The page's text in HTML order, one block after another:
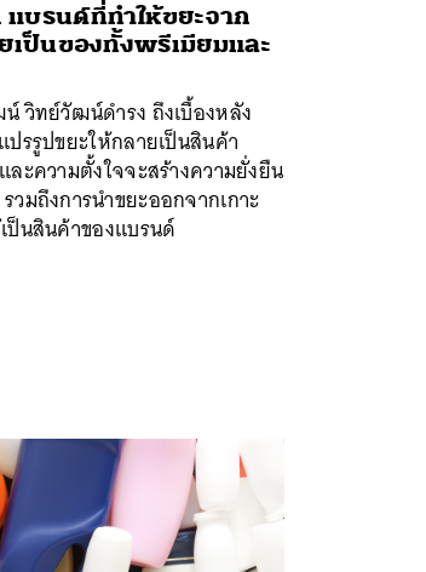
แบรนด์ที่ทำให้ขยะจาก
เป็นของทั้งพรีเมียมและ
วิทย์วัฒน์ดำรง ถึงเบื้องหลัง
ปรรูปขยะให้กลายเป็นสินค้า
ะความตั้งใจจะสร้างความยั่งยืน
มถึงการนำขยะออกจากเกาะ
ป็นสินค้าของแบรนด์